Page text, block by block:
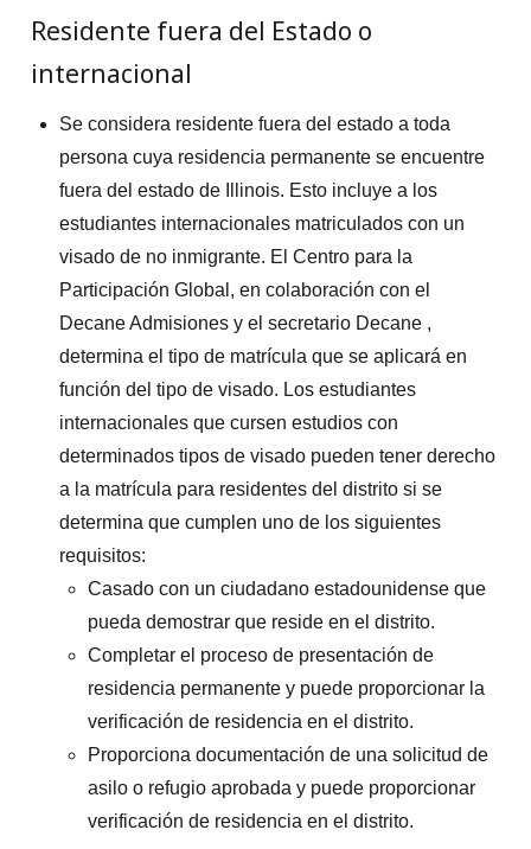
Residente fuera del Estado o
internacional
Se considera residente fuera del estado a toda
persona cuya residencia permanente se encuentre
fuera del estado de Illinois. Esto incluye a los
estudiantes internacionales matriculados con un
visado de no inmigrante. El Centro para la
Participación Global, en colaboración con el
Decane Admisiones y el secretario Decane ,
determina el tipo de matrícula que se aplicará en
función del tipo de visado. Los estudiantes
internacionales que cursen estudios con
determinados tipos de visado pueden tener derecho
a la matrícula para residentes del distrito si se
determina que cumplen uno de los siguientes
requisitos:
Casado con un ciudadano estadounidense que
pueda demostrar que reside en el distrito.
Completar el proceso de presentación de
residencia permanente y puede proporcionar la
verificación de residencia en el distrito.
Proporciona documentación de una solicitud de
asilo o refugio aprobada y puede proporcionar
verificación de residencia en el distrito.